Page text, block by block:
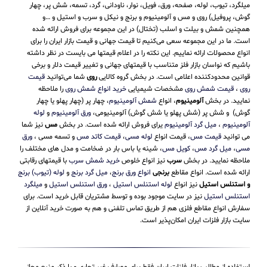
میلگرد، تیوب، لوله، صفحه، ورق، فویل، نوار، ناودانی، گرد، تسمه، شش پر، چهار
گوش، پروفیل) روی و مس و آلومینیوم و برنج و نیکل و سرب و استیل و …و
همچنین شمش و بیلت و اسلب (تختال) در این مجموعه برای فروش ارائه شده
است. ما در این مجموعه سعی می‌کنیم تا قیمت جهانی و قیمت بازار ایران را برای
انواع محصولات ارائه نماییم. این نکته را در اعلام قیمتها می بایست در نظر داشته
باشیم که نواسان بازار فلز متناسب با قیمتهای جهانی و تغییر قیمت دلار و برخی
قوانین محدودکننده اعلامی است. در بخش گروه کالاییروی شما می‌توانیدقیمت
روی ، قیمت شمش رویمشخصات شیمیاییخرید انواع شمش رویرا ملاحظه
نمایید. در بخشآلومینیوم، انواع شمش آلومینیوم، چهار پر (چهار پهلو یا چهار
گوش) و شش پر (شش پهلو یا شش گوش) آلومینیومی، ورق آلومینیومو لوله
آلومینیوم ، میل گرد آلومینیومیرای فروش ارائه شده است. در بخشمسنیز شما
می توانیدقیمت مس، قیمت انواع لوله مسی، قیمت کاتد مسو تسمه مسی ، ورق
مسی، میل گرد مس، کویل مس، شینه یا باس بار در ضخامت و مدل های مختلف را
ملاحظه نمایید. در بخشسربنیز انواع خلوصخرید شمش سرببا قیمتهای رقابتی
ارائه شده است. انواع مقاطعبرنجی انواع ورق برنج، میل گرد برنجو لوله (تیوب) برنج
و استنلس استیلنیز انواع لوله استنلس استیل ، ورق استنلس استیلومیلگرد
استنلس استیلنیز در سایت موجود بوده و توسط مشتریان قابل خرید است. برای
سفارش انواع مقاطع فلزی هم از طریق تماس تلفنی و هم به صورت خرید آنلاین از
سایت بازار فلزات ایران امکان‌پذیر است.